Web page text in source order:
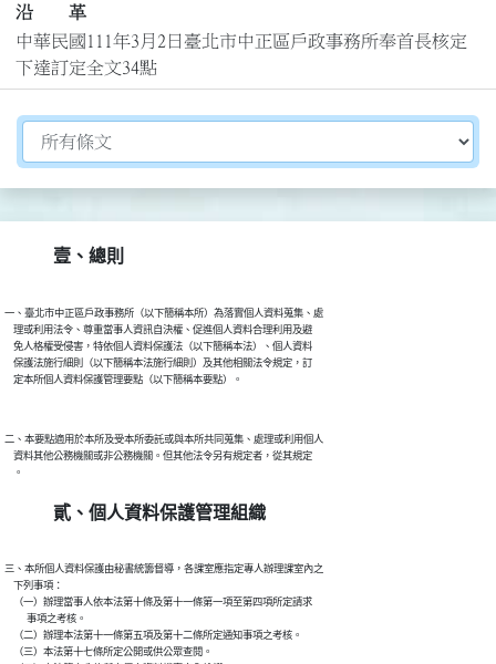
沿 革
中華民國111年3月2日臺北市中正區戶政事務所奉首長核定
下達訂定全文34點
切換選擇法規資訊內容
壹、總則
一、臺北市中正區戶政事務所（以下簡稱本所）為落實個人資料蒐集、處
    理或利用法令、尊重當事人資訊自決權、促進個人資料合理利用及避
    免人格權受侵害，特依個人資料保護法（以下簡稱本法）、個人資料
    保護法施行細則（以下簡稱本法施行細則）及其他相關法令規定，訂
二、本要點適用於本所及受本所委託或與本所共同蒐集、處理或利用個人
    資料其他公務機關或非公務機關。但其他法令另有規定者，從其規定
貳、個人資料保護管理組織
三、本所個人資料保護由秘書統籌督導，各課室應指定專人辦理課室內之
    下列事項：
    （一）辦理當事人依本法第十條及第十一條第一項至第四項所定請求
          事項之考核。
    （二）辦理本法第十一條第五項及第十二條所定通知事項之考核。
    （三）本法第十七條所定公開或供公眾查閱。